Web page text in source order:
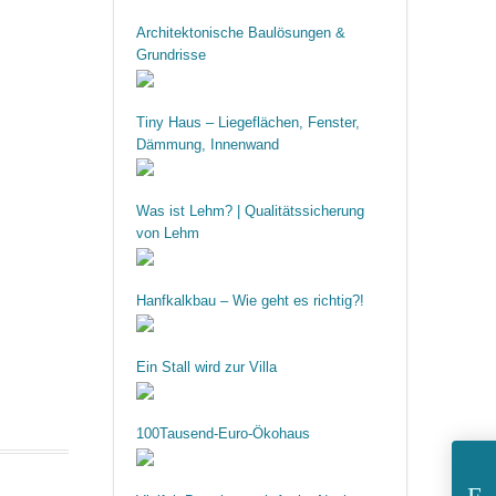
Architektonische Baulösungen &
Grundrisse
Tiny Haus – Liegeflächen, Fenster,
Dämmung, Innenwand
Was ist Lehm? | Qualitätssicherung
von Lehm
Hanfkalkbau – Wie geht es richtig?!
Ein Stall wird zur Villa
100Tausend-Euro-Ökohaus